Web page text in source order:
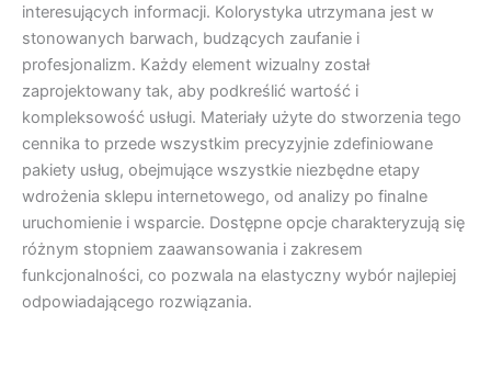
interesujących informacji. Kolorystyka utrzymana jest w
stonowanych barwach, budzących zaufanie i
profesjonalizm. Każdy element wizualny został
zaprojektowany tak, aby podkreślić wartość i
kompleksowość usługi. Materiały użyte do stworzenia tego
cennika to przede wszystkim precyzyjnie zdefiniowane
pakiety usług, obejmujące wszystkie niezbędne etapy
wdrożenia sklepu internetowego, od analizy po finalne
uruchomienie i wsparcie. Dostępne opcje charakteryzują się
różnym stopniem zaawansowania i zakresem
funkcjonalności, co pozwala na elastyczny wybór najlepiej
odpowiadającego rozwiązania.